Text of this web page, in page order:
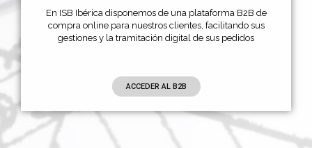
En ISB Ibérica disponemos de una plataforma B2B de
compra online para nuestros clientes, facilitando sus
gestiones y la tramitación digital de sus pedidos
ACCEDER AL B2B